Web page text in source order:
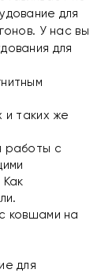
для
У нас вы
для
и таких же
работы с
ковшами на
для